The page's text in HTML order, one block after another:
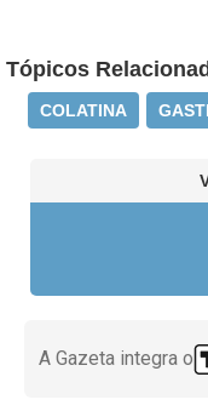
Tópicos
COLATINA
A Gazeta integra o